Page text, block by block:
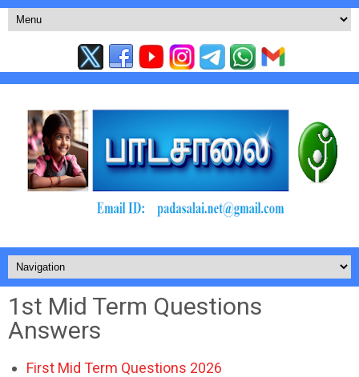
1st Mid Term Questions
Answers
First Mid Term Questions 2026